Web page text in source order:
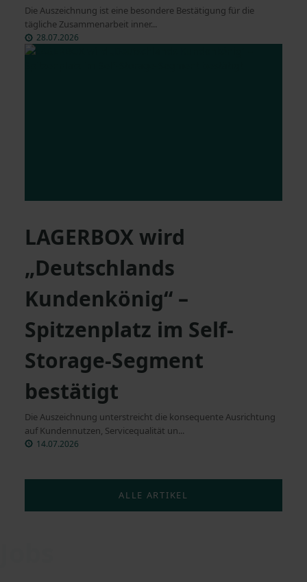
Die Auszeichnung ist eine besondere Bestätigung für die
tägliche Zusammenarbeit inner...
28.07.2026
LAGERBOX wird
„Deutschlands
Kundenkönig“ –
Spitzenplatz im Self-
Storage-Segment
bestätigt
Die Auszeichnung unterstreicht die konsequente Ausrichtung
auf Kundennutzen, Servicequalität un...
14.07.2026
ALLE ARTIKEL